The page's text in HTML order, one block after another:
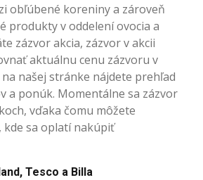
obľúbené koreniny a zároveň
produkty v oddelení ovocia a
zázvor akcia, zázvor v akcii
aktuálnu cenu zázvoru v
našej stránke nájdete prehľad
a ponúk. Momentálne sa zázvor
vďaka čomu môžete
kde sa oplatí nakúpiť
Tesco a Billa